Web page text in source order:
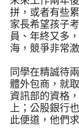
拼，或者有些
家長希望孩子
員、年終又多
海，競爭非常
同學在精誠待
體外包商，就
資訊部的資格
上；公股銀行
此便道，他們